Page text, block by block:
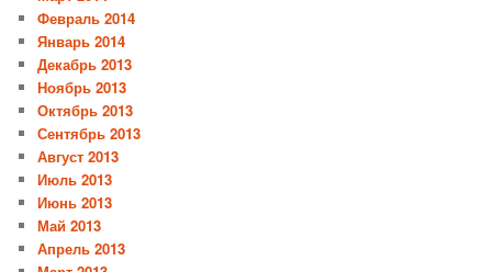
Февраль 2014
Январь 2014
Декабрь 2013
Ноябрь 2013
Октябрь 2013
Сентябрь 2013
Август 2013
Июль 2013
Июнь 2013
Май 2013
Апрель 2013